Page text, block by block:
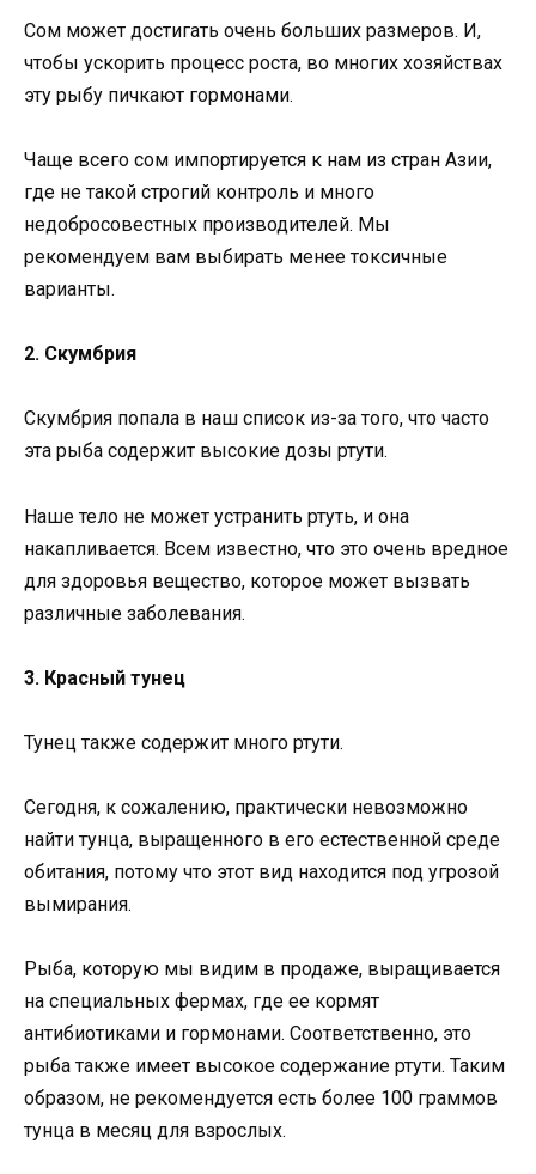
Сом может достигать очень больших размеров. И,
чтобы ускорить процесс роста, во многих хозяйствах
эту рыбу пичкают гормонами.
Чаще всего сом импортируется к нам из стран Азии,
где не такой строгий контроль и много
недобросовестных производителей. Мы
рекомендуем вам выбирать менее токсичные
варианты.
2. Скумбрия
Скумбрия попала в наш список из-за того, что часто
эта рыба содержит высокие дозы ртути.
Наше тело не может устранить ртуть, и она
накапливается. Всем известно, что это очень вредное
для здоровья вещество, которое может вызвать
различные заболевания.
3. Красный тунец
Тунец также содержит много ртути.
Сегодня, к сожалению, практически невозможно
найти тунца, выращенного в его естественной среде
обитания, потому что этот вид находится под угрозой
вымирания.
Рыба, которую мы видим в продаже, выращивается
на специальных фермах, где ее кормят
антибиотиками и гормонами. Соответственно, это
рыба также имеет высокое содержание ртути. Таким
образом, не рекомендуется есть более 100 граммов
тунца в месяц для взрослых.